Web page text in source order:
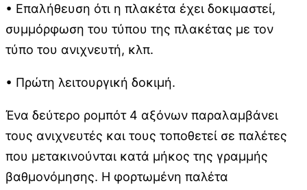
• Επαλήθευση ότι η πλακέτα έχει δοκιμαστεί,
συμμόρφωση του τύπου της πλακέτας με τον
τύπο του ανιχνευτή, κλπ.
• Πρώτη λειτουργική δοκιμή.
Ένα δεύτερο ρομπότ 4 αξόνων παραλαμβάνει
τους ανιχνευτές και τους τοποθετεί σε παλέτες
που μετακινούνται κατά μήκος της γραμμής
βαθμονόμησης. Η φορτωμένη παλέτα